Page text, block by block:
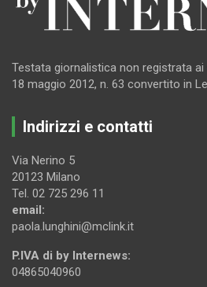
Testata giornalistica non registrata ai
18 maggio 2012, n. 63 convertito in
Indirizzi e contatti
Via Nerino 5
20123 Milano
Tel. 02 725 296 11
email:
paola.lunghini@mclink.it
P.IVA di by Internews:
04865040960